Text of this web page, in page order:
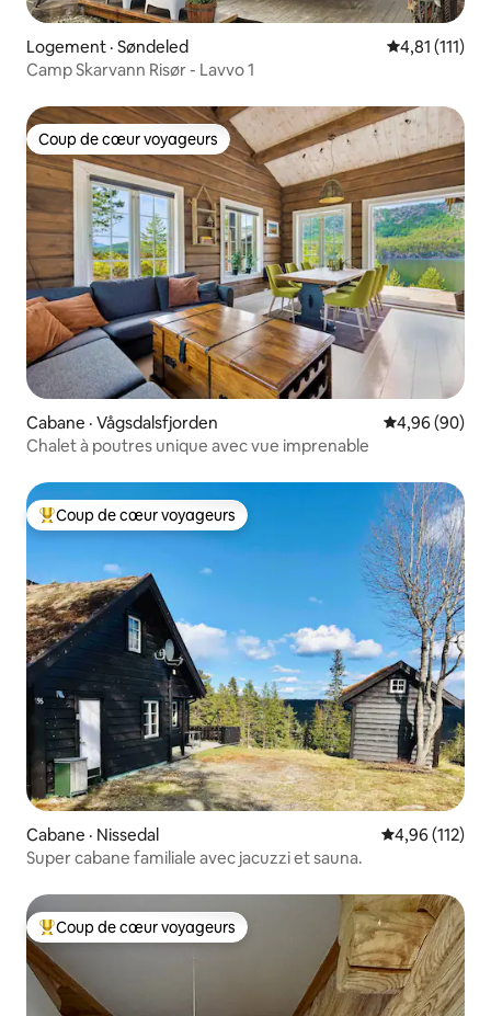
Logement · Søndeled Note
4,81 (111)
Camp Skarvann Risør - Lavvo 1
Coup de cœur voyageurs
Coup de cœur voyageurs
Cabane · Vågsdalsfjorden Note
4,96 (90)
Chalet à poutres unique avec vue imprenable
Coup de cœur voyageurs parmi les plus aimés
Coup de cœur voyageurs
Cabane · Nissedal Note
4,96 (112)
Super cabane familiale avec jacuzzi et sauna.
Coup de cœur voyageurs parmi les plus aimés
Coup de cœur voyageurs